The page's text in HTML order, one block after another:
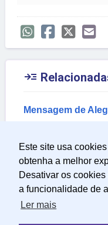
Este site usa
obtenha a melhor
Desativar os
a funcionalidade de
Ler mais

Mensagem de
Mensagens
Mensagem de